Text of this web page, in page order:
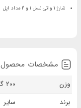
شارژ 1 واتی نسل 1 و 2 مداد اپل
مشخصات محصول
وزن
200 گرم
برند
سایر